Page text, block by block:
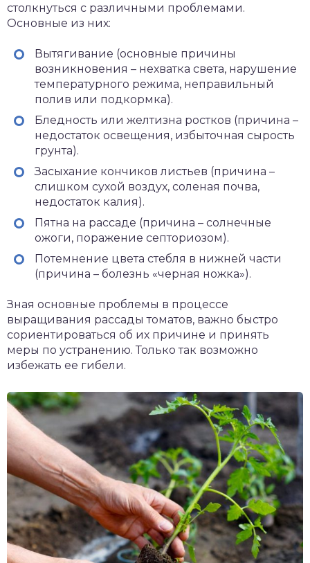
столкнуться с различными проблемами.
Основные из них:
Вытягивание (основные причины
возникновения – нехватка света, нарушение
температурного режима, неправильный
полив или подкормка).
Бледность или желтизна ростков (причина –
недостаток освещения, избыточная сырость
грунта).
Засыхание кончиков листьев (причина –
слишком сухой воздух, соленая почва,
недостаток калия).
Пятна на рассаде (причина – солнечные
ожоги, поражение септориозом).
Потемнение цвета стебля в нижней части
(причина – болезнь «черная ножка»).
Зная основные проблемы в процессе
выращивания рассады томатов, важно быстро
сориентироваться об их причине и принять
меры по устранению. Только так возможно
избежать ее гибели.